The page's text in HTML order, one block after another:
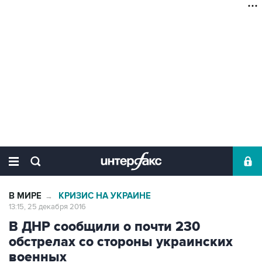
В МИРЕ → КРИЗИС НА УКРАИНЕ
13:15, 25 декабря 2016
В ДНР сообщили о почти 230
обстрелах со стороны украинских
военных